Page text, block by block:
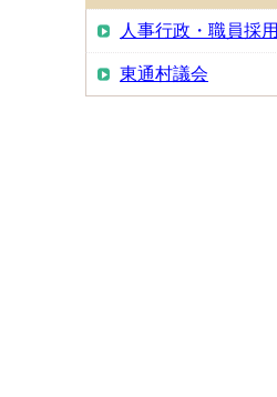
人事行政・職員採用
東通村議会